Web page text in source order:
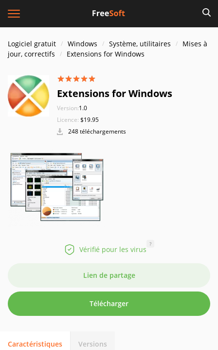
Logiciel gratuit Windows Système, utilitaires
Mises à
jour, correctifs
Extensions for Windows
Extensions for Windows
Version:1.0
Licence: $19.95
248 téléchargements
Vérifié pour les virus
?
Lien de partage
Télécharger
Caractéristiques Versions